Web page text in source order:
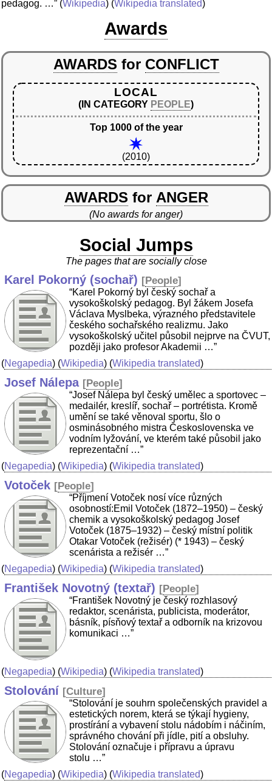
pedagog. …” (Wikipedia) (Wikipedia translated)
Awards
AWARDS for CONFLICT
LOCAL
(IN CATEGORY PEOPLE)
Top 1000 of the year
(2010)
AWARDS for ANGER
(No awards for anger)
Social Jumps
The pages that are socially close
Karel Pokorný (sochař) [People]
“Karel Pokorný byl český sochař a
vysokoškolský pedagog. Byl žákem Josefa
Václava Myslbeka, výrazného představitele
českého sochařského realizmu. Jako
vysokoškolský učitel působil nejprve na ČVUT,
později jako profesor Akademii …”
(Negapedia) (Wikipedia) (Wikipedia translated)
Josef Nálepa [People]
“Josef Nálepa byl český umělec a sportovec –
medailér, kreslíř, sochař – portrétista. Kromě
umění se také věnoval sportu, šlo o
osminásobného mistra Československa ve
vodním lyžování, ve kterém také působil jako
reprezentační …”
(Negapedia) (Wikipedia) (Wikipedia translated)
Votoček [People]
“Příjmení Votoček nosí více různých
osobností:Emil Votoček (1872–1950) – český
chemik a vysokoškolský pedagog Josef
Votoček (1875–1932) – český místní politik
Otakar Votoček (režisér) (* 1943) – český
scenárista a režisér …”
(Negapedia) (Wikipedia) (Wikipedia translated)
František Novotný (textař) [People]
“František Novotný je český rozhlasový
redaktor, scenárista, publicista, moderátor,
básník, písňový textař a odborník na krizovou
komunikaci …”
(Negapedia) (Wikipedia) (Wikipedia translated)
Stolování [Culture]
“Stolování je souhrn společenských pravidel a
estetických norem, která se týkají hygieny,
prostírání a vybavení stolu nádobím i náčiním,
správného chování při jídle, pití a obsluhy.
Stolování označuje i přípravu a úpravu
stolu …”
(Negapedia) (Wikipedia) (Wikipedia translated)